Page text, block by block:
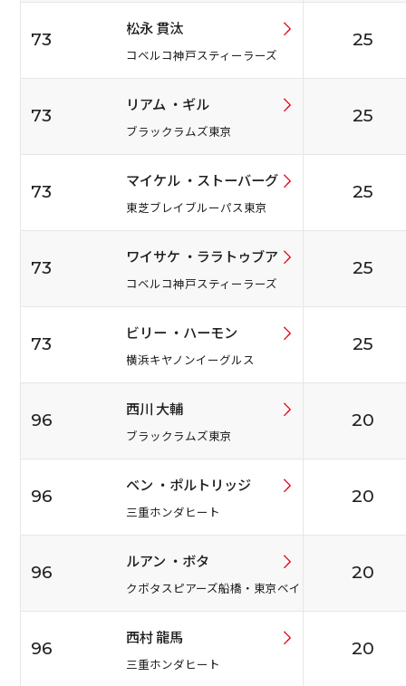
73
松永 貫汰
コベルコ神戸スティーラーズ
25
73
リアム ・ギル
ブラックラムズ東京
25
73
マイケル ・ストーバーグ
東芝ブレイブルーパス東京
25
73
ワイサケ ・ララトゥブア
コベルコ神戸スティーラーズ
25
73
ビリー ・ハーモン
横浜キヤノンイーグルス
25
96
西川 大輔
ブラックラムズ東京
20
96
ベン ・ポルトリッジ
三重ホンダヒート
20
96
ルアン ・ボタ
クボタスピアーズ船橋・東京ベイ
20
96
西村 龍馬
三重ホンダヒート
20